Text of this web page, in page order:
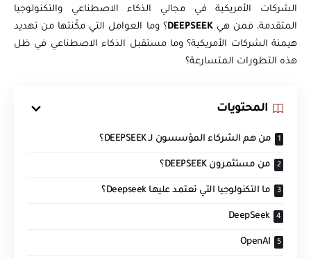
الشركات الأمريكية في مجالي الذكاء الاصطناعي والتكنولوجيا
المتقدمة، فمن هيDEEPSEEK؟ وما العوامل التي مكّنتها من تهديد
هيمنة الشركات الأمريكية؟ وما مستقبل الذكاء الاصطناعي في ظل
هذه التطورات المتسارعة؟
المحتويات
من هم الشركاء المؤسسون لـ DEEPSEEK؟
من مستثمرون DEEPSEEK؟
ما التكنولوجيا التي تعتمد عليها Deepseek؟
DeepSeek
OpenAI